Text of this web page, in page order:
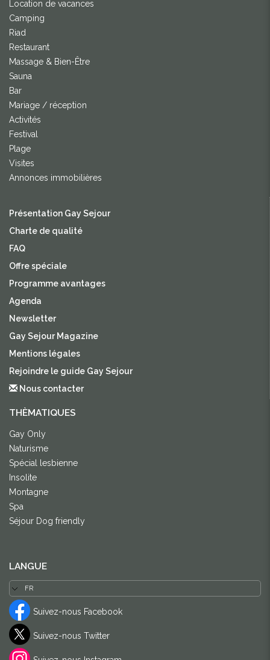
Location de vacances
Camping
Riad
Restaurant
Massage & Bien-Être
Sauna
Bar
Mariage / réception
Activités
Festival
Plage
Visites
Annonces immobilières
Présentation Gay Sejour
Charte de qualité
FAQ
Offre spéciale
Programme avantages
Agenda
Newsletter
Gay Sejour Magazine
Mentions légales
Rejoindre le guide Gay Sejour
Nous contacter
THÈMATIQUES
Gay Only
Naturisme
Spécial lesbienne
Insolite
Montagne
Spa
Séjour Dog friendly
LANGUE
Suivez-nous Facebook
Suivez-nous Twitter